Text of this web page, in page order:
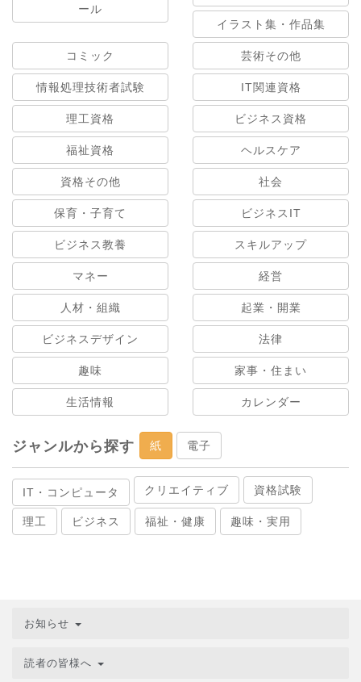
ール
イラスト集・作品集
コミック 芸術その他
情報処理技術者試験 IT関連資格
理工資格 ビジネス資格
福祉資格 ヘルスケア
資格その他 社会
保育・子育て ビジネスIT
ビジネス教養 スキルアップ
マネー 経営
人材・組織 起業・開業
ビジネスデザイン 法律
趣味 家事・住まい
生活情報 カレンダー
ジャンルから探す 紙 電子
IT・コンピュータ クリエイティブ 資格試験
理工 ビジネス 福祉・健康 趣味・実用
お知らせ
読者の皆様へ